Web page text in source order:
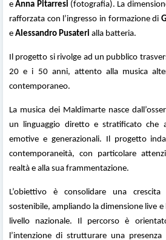
eAnna Pitarresi (fotografia). La
rafforzata con l’ingresso in formazione di
e Alessandro Pusateri alla batteria.
Il progetto si rivolge ad un pubblico
20 e i 50 anni, attento alla musica
contemporaneo.
La musica dei Maldimarte nasce
un linguaggio diretto e stratificato che
emotive e generazionali. Il progetto
contemporaneità, con particolare
realtà e alla sua frammentazione.
L’obiettivo è consolidare una
sostenibile, ampliando la dimensione live
livello nazionale. Il percorso è
l’intenzione di strutturare una